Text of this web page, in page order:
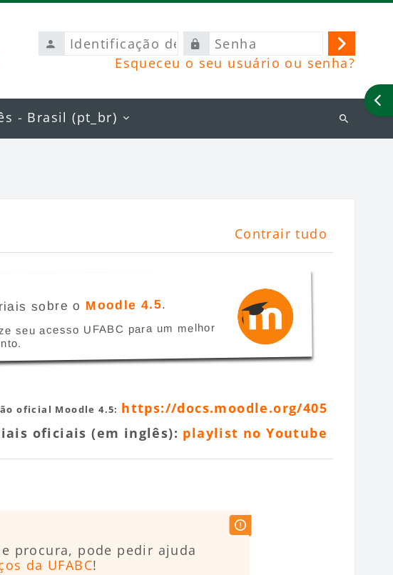
Identificação
de
Senha
Esqueceu o seu usuário ou senha?
- Brasil ‎(pt_br)‎
Buscar
cursos
Contrair tudo
sobre o Moodle 4.5.
seu acesso UFABC para um melhor
oficial Moodle 4.5: https://docs.moodle.org/405
oficiais (em inglês): playlist no Youtube
procura, pode pedir ajuda
da UFABC!